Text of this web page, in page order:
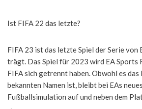
Ist FIFA 22 das letzte?
FIFA 23 ist das letzte Spiel der Serie von
trägt. Das Spiel für 2023 wird EA Sports
FIFA sich getrennt haben. Obwohl es das
bekannten Namen ist, bleibt bei EAs
Fußballsimulation auf und neben dem